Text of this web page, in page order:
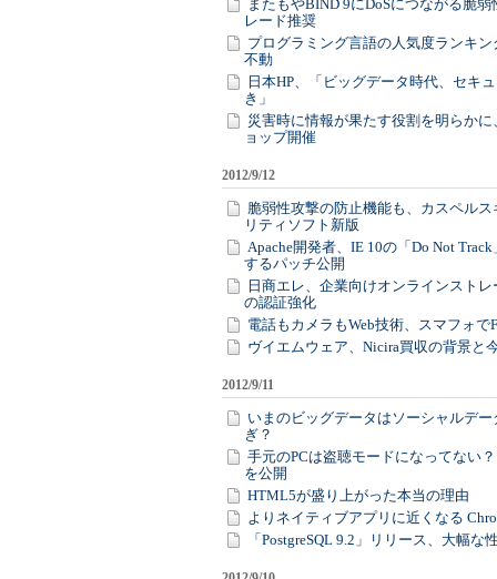
またもやBIND 9にDoSにつながる脆
レード推奨
プログラミング言語の人気度ランキン
不動
日本HP、「ビッグデータ時代、セキ
き」
災害時に情報が果たす役割を明らか
ョップ開催
2012/9/12
脆弱性攻撃の防止機能も、カスペル
リティソフト新版
Apache開発者、IE 10の「Do Not
するパッチ公開
日商エレ、企業向けオンラインスト
の認証強化
電話もカメラもWeb技術、スマフォで
ヴイエムウェア、Nicira買収の背景と
2012/9/11
いまのビッグデータはソーシャルデー
ぎ？
手元のPCは盗聴モードになってない
を公開
HTML5が盛り上がった本当の理由
よりネイティブアプリに近くなる
「PostgreSQL 9.2」リリース、大幅な